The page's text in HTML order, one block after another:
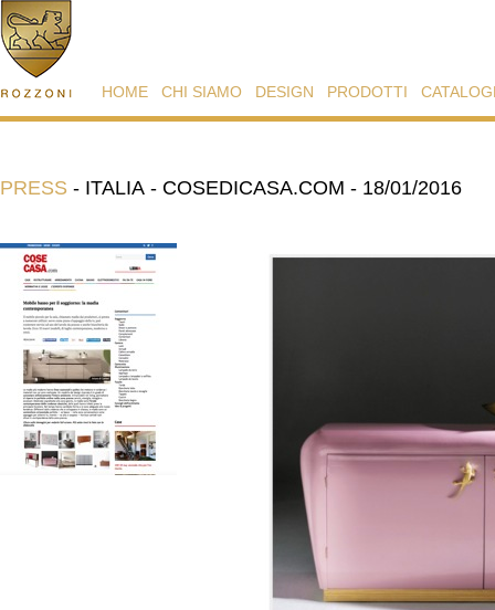
HOME CHI SIAMO DESIGN PRODOTTI
PRESS - ITALIA - COSEDICASA.COM - 18/01/2016